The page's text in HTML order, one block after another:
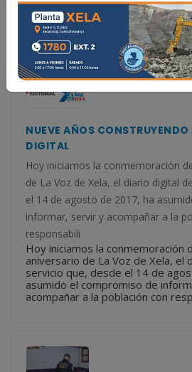
primeros en Quetzaltenango;
que tenía una col...
NUEVE AÑOS
DIGITAL
Hoy iniciamos la conmemoración
de La Voz de Xela, el diario digital
el 14 de agosto de 2017, ha
informar, servir y acompañar a la
responsabili
Hoy iniciamos la conmemoración
aniversario de La Voz de Xela, el
servicio que, desde el 14 de
asumido el compromiso de
acompañar a la población con